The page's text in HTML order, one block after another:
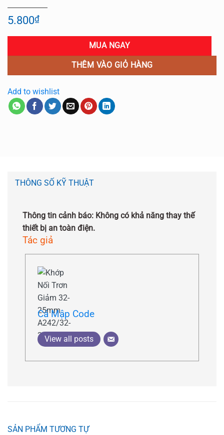
5.800₫
MUA NGAY
THÊM VÀO GIỎ HÀNG
Add to wishlist
THÔNG SỐ KỸ THUẬT
Thông tin cảnh báo: Không có khả năng thay thế
thiết bị an toàn điện.
Tác giả
Cá Mập Code
View all posts
SẢN PHẨM TƯƠNG TỰ